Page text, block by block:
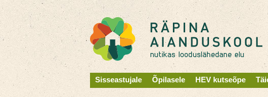
Sisseastujale Õpilasele HEV kutseõpe